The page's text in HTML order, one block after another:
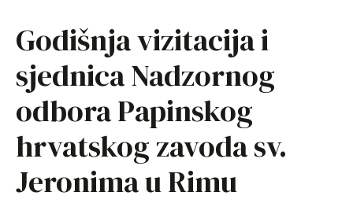
DE
IT
KO
PL
Godišnja vizitacija i
sjednica Nadzornog
odbora Papinskog
hrvatskog zavoda sv.
Jeronima u Rimu